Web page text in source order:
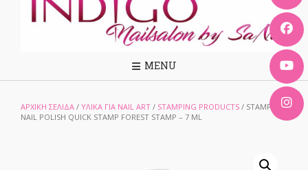
MENU
ΑΡΧΙΚΉ ΣΕΛΊΔΑ / ΥΛΙΚΑ ΓΙΑ NAIL ART / STAMPING PRODUCTS / STAMPING
NAIL POLISH QUICK STAMP FOREST STAMP – 7 ML